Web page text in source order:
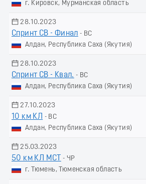
г. Кировск, Мурманская область
28.10.2023
Спринт СВ - Финал - ВС
Алдан, Республика Саха (Якутия)
28.10.2023
Спринт СВ - Квал. - ВС
Алдан, Республика Саха (Якутия)
27.10.2023
10 км КЛ
- ВС
Алдан, Республика Саха (Якутия)
25.03.2023
50 км КЛ МСТ
- ЧР
г. Тюмень, Тюменская область